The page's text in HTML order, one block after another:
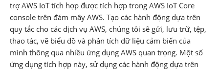
trợ AWS IoT tích hợp được tích hợp trong AWS IoT Core
console trên đám mây AWS. Tạo các hành động dựa trên
quy tắc cho các dịch vụ AWS, chúng tôi sẽ gửi, lưu trữ, tệp,
thao tác, vẽ biểu đồ và phân tích dữ liệu cảm biến của
mình thông qua nhiều ứng dụng AWS quan trọng. Một số
ứng dụng tích hợp này, sử dụng các hành động dựa trên